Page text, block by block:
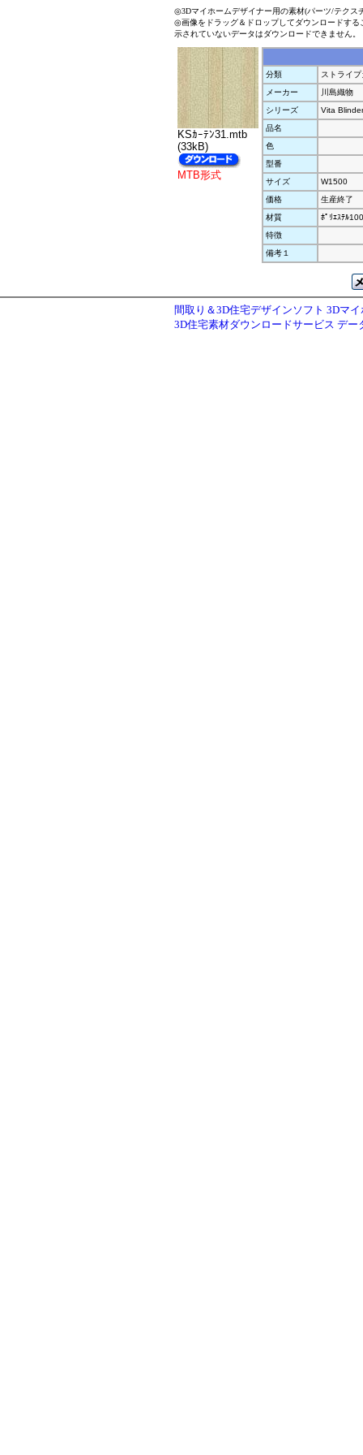
◎3Dマイホームデザイナー用の素材(パーツ/テクス
◎画像をドラッグ＆ドロップしてダウンロードす
示されていないデータはダウンロードできません。
KSｶｰﾃﾝ31.mtb
(33kB)
MTB形式
分類
ストライ
メーカー
川島織物
シリーズ
Vita
品名
色
型番
サイズ
W1500
価格
生産終了
材質
ﾎﾟﾘｴｽﾃﾙ
特徴
備考１
間取り＆3D住宅デザインソフト 3Dマ
3D住宅素材ダウンロードサービス デー